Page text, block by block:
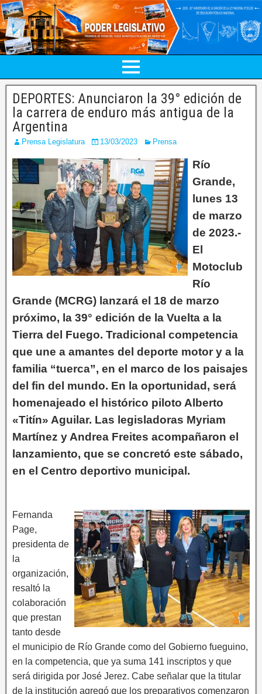
DEPORTES: Anunciaron la 39° edición de
la carrera de enduro más antigua de la
Argentina
Prensa Legislatura 13/03/2023 Prensa
Río
Grande,
lunes 13
de marzo
de 2023.-
El
Motoclub
Río
Grande (MCRG) lanzará el 18 de marzo
próximo, la 39° edición de la Vuelta a la
Tierra del Fuego. Tradicional competencia
que une a amantes del deporte motor y a la
familia “tuerca”, en el marco de los paisajes
del fin del mundo. En la oportunidad, será
homenajeado el histórico piloto Alberto
«Titín» Aguilar. Las legisladoras Myriam
Martínez y Andrea Freites acompañaron el
lanzamiento, que se concretó este sábado,
en el Centro deportivo municipal.
Fernanda
Page,
presidenta de
la
organización,
resaltó la
colaboración
que prestan
tanto desde
el municipio de Río Grande como del Gobierno fueguino,
en la competencia, que ya suma 141 inscriptos y que
será dirigida por José Jerez. Cabe señalar que la titular
de la institución agregó que los preparativos comenzaron